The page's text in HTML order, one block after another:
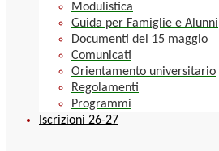
Modulistica
Guida per Famiglie e Alunni
Documenti del 15 maggio
Comunicati
Orientamento universitario
Regolamenti
Programmi
Iscrizioni 26-27